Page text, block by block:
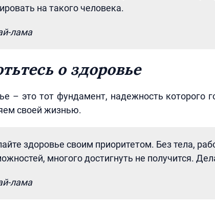
на такого человека.
лама
о здоровье
– это тот фундамент, надежность которого
своей жизнью.
здоровье своим приоритетом. Без тела,
многого достигнуть не получится.
лама